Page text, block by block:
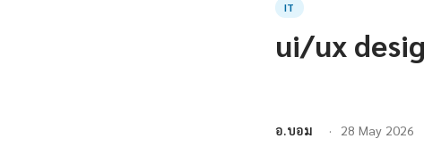
IT
ui/ux
อ.บอม 28 May 2026